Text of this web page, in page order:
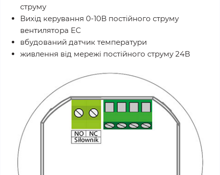
струму
Вихід керування 0-10В постійного струму
вентилятора EC
вбудований датчик температури
живлення від мережі постійного струму 24В